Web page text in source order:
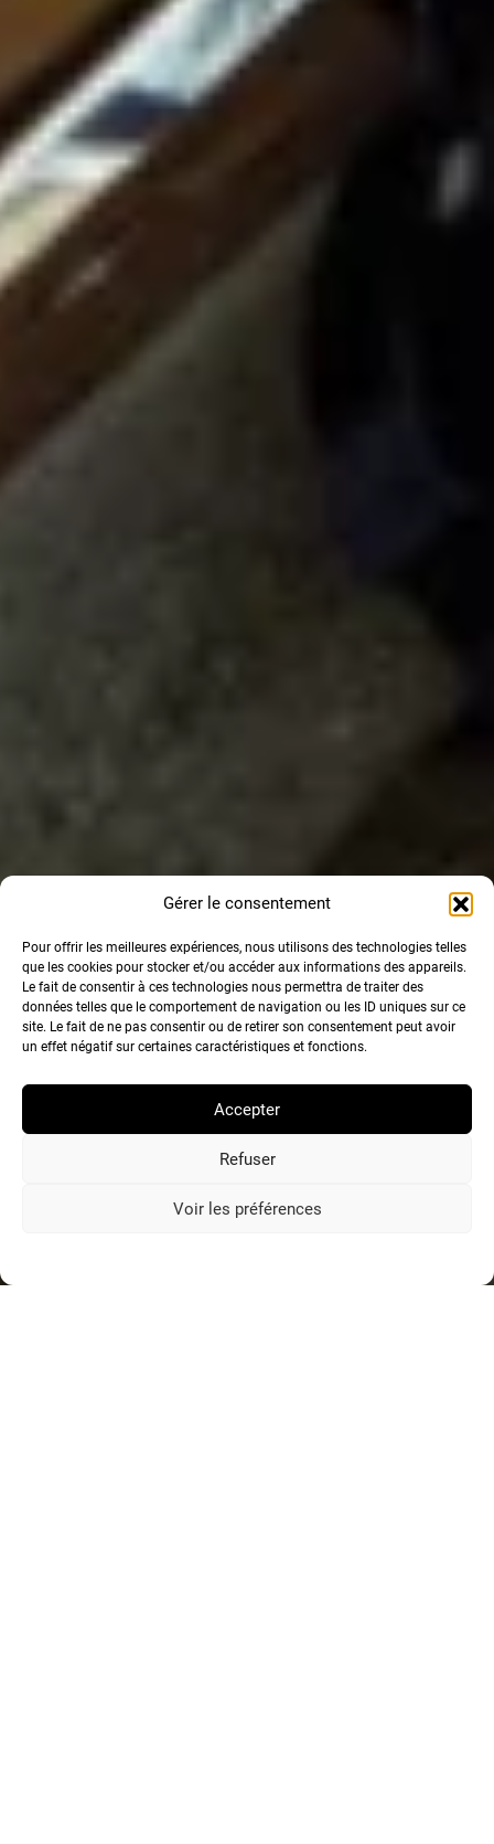
Gérer le consentement
Pour offrir les meilleures expériences, nous utilisons des technologies telles
que les cookies pour stocker et/ou accéder aux informations des appareils.
Le fait de consentir à ces technologies nous permettra de traiter des
données telles que le comportement de navigation ou les ID uniques sur ce
site. Le fait de ne pas consentir ou de retirer son consentement peut avoir
un effet négatif sur certaines caractéristiques et fonctions.
Accepter
Refuser
Voir les préférences